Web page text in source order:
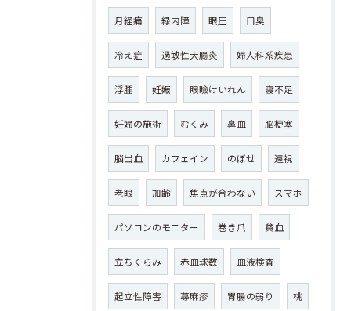
月経痛 緑内障 眼圧 口臭
冷え症 過敏性大腸炎 婦人科系疾患
浮腫 妊娠 眼瞼けいれん 寝不足
妊婦の施術 むくみ 鼻血 脳梗塞
脳出血 カフェイン のぼせ 遠視
老眼 加齢 焦点が合わない スマホ
パソコンのモニター 巻き爪 貧血
立ちくらみ 赤血球数 血液検査
起立性障害 蕁麻疹 胃腸の弱り 桃